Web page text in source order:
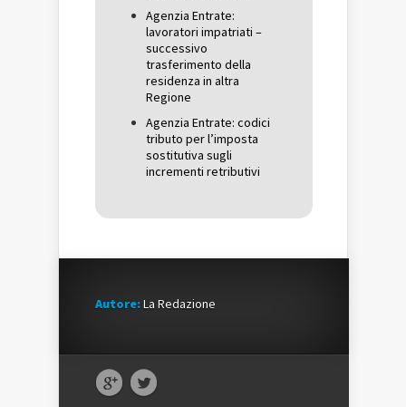
Agenzia Entrate:
lavoratori impatriati –
successivo
trasferimento della
residenza in altra
Regione
Agenzia Entrate: codici
tributo per l’imposta
sostitutiva sugli
incrementi retributivi
Autore:La Redazione